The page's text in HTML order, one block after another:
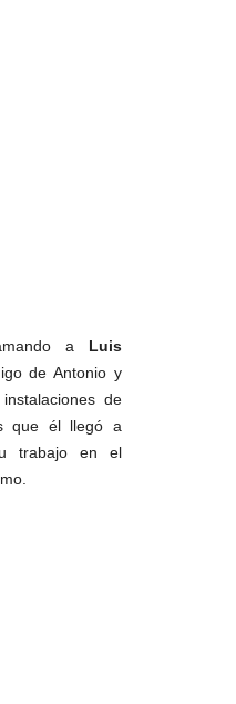
a Luis
de Antonio y
de
que él llegó a
trabajo en el